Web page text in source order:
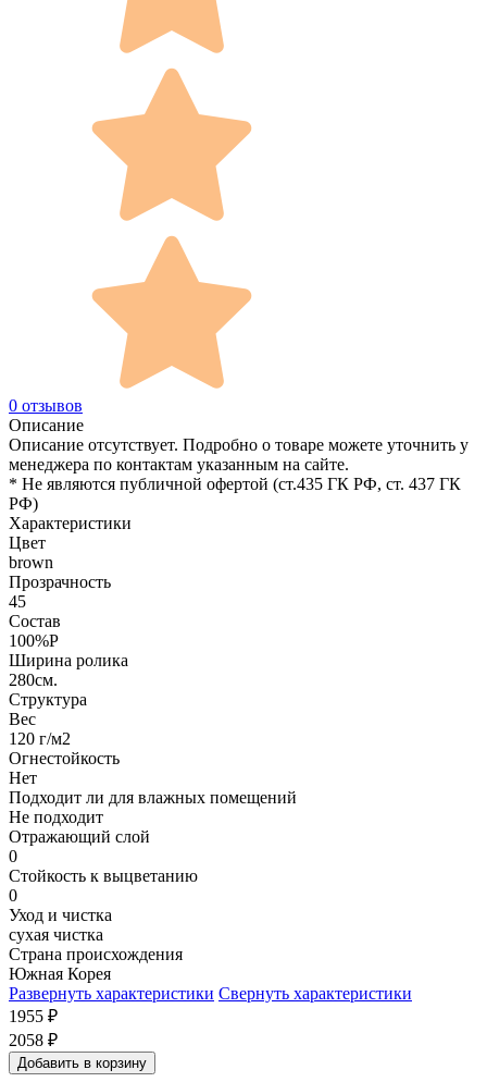
0 отзывов
Описание
Описание отсутствует. Подробно о товаре можете уточнить у
менеджера по контактам указанным на сайте.
* Не являются публичной офертой (ст.435 ГК РФ, cт. 437 ГК
РФ)
Характеристики
Цвет
brown
Прозрачность
45
Состав
100%P
Ширина ролика
280см.
Структура
Вес
120 г/м2
Огнестойкость
Нет
Подходит ли для влажных помещений
Не подходит
Отражающий слой
0
Стойкость к выцветанию
0
Уход и чистка
сухая чистка
Страна происхождения
Южная Корея
Развернуть характеристики Свернуть характеристики
1955 ₽
2058 ₽
Добавить в корзину